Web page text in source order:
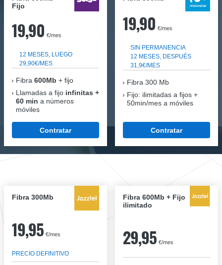
Fijo
19,90 €/mes
12 MESES, LUEGO
29,90€/MES
Fibra 600Mb + fijo
Llamadas a fijo infinitas +
60 min a números
móviles
Contratar
19,90 €/mes
SIN PERMANENCIA
12 MESES, DESPUÉS
31,9€/MES
Fibra 300 Mb
Fijo: ilimitadas a fijos +
50min/mes a móviles
Contratar
Fibra 300Mb
19,95 €/mes
PRECIO DEFINITIVO
Fibra 600Mb + Fijo
ilimitado
29,95 €/mes